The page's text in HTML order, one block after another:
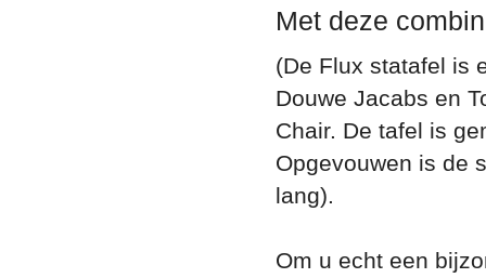
Met deze
(De Flux statafel is
Douwe Jacabs en
Chair. De tafel is
Opgevouwen is de
lang).
Om u echt een